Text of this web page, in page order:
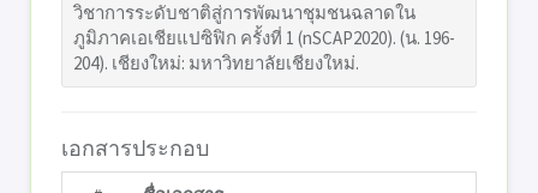
วิชาการระดับชาติสู่การพัฒนาชุมชนฉลาดใน
ภูมิภาคเอเชียแปซิฟิก ครั้งที่ 1 (nSCAP2020). (น. 196-
204). เชียงใหม่: มหาวิทยาลัยเชียงใหม่.
เอกสารประกอบ